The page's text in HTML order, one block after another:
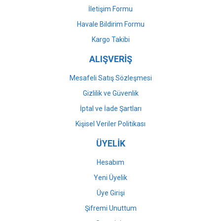
Gönder
İletişim Formu
Havale Bildirim Formu
Kargo Takibi
ALIŞVERİŞ
Mesafeli Satış Sözleşmesi
Gizlilik ve Güvenlik
İptal ve İade Şartları
Kişisel Veriler Politikası
ÜYELİK
Hesabım
Yeni Üyelik
Üye Girişi
Şifremi Unuttum